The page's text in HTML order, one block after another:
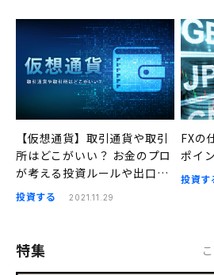
【仮想通貨】取引通貨や取引
所はどこがいい？ お金のプロ
が考える投資ルールや出口戦
略の考え方
投資する 2021.11.29
FXの
ポイ
投資す
特集